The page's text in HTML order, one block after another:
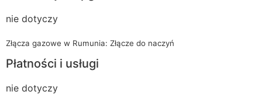
nie dotyczy
Złącza gazowe w Rumunia: Złącze do naczyń
Płatności i usługi
nie dotyczy